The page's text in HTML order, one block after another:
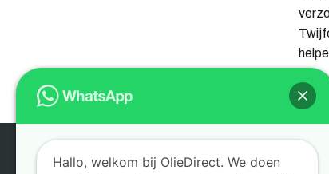
Hallo, welkom bij OlieDirect. We doen